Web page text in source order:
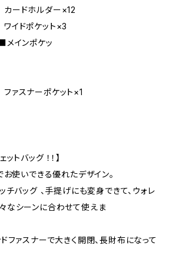
ダー×12
ット×3
ケッ
ケット×1
トバッグ ！！】
使いできる優れたデザイン。
チバッグ 、手提げにも変身できて、ウォレ
なシーンに合わせて使えま
ファスナーで大きく開閉、長財布になって